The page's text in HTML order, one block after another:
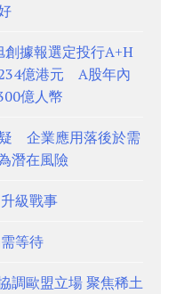
據報選定投行A+H
億港元 A股年內
億人幣
企業應用落後於需
潛在風險
級戰事
等待
調歐盟立場 聚焦稀土